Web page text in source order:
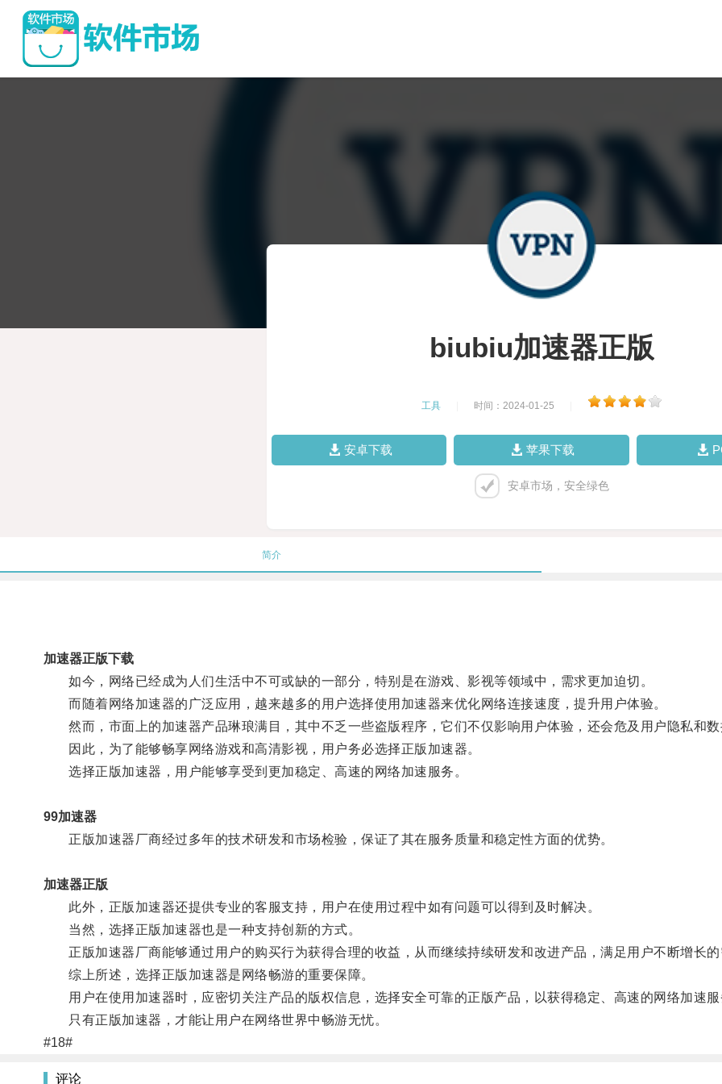
biubiu加速器正版
工具 时间：2024-01-25
安卓下载 苹果下载
安卓市场，安全绿色
简介
加速器正版下载
如今，网络已经成为人们生活中不可或缺的一部分，特别是在游戏、影视等领域中，需求更加迫切。
而随着网络加速器的广泛应用，越来越多的用户选择使用加速器来优化网络连接速度，提升用户体验。
然而，市面上的加速器产品琳琅满目，其中不乏一些盗版程序，它们不仅影响用户体验，还会危及用户隐私和数
因此，为了能够畅享网络游戏和高清影视，用户务必选择正版加速器。
选择正版加速器，用户能够享受到更加稳定、高速的网络加速服务。
99加速器
正版加速器厂商经过多年的技术研发和市场检验，保证了其在服务质量和稳定性方面的优势。
加速器正版
此外，正版加速器还提供专业的客服支持，用户在使用过程中如有问题可以得到及时解决。
当然，选择正版加速器也是一种支持创新的方式。
正版加速器厂商能够通过用户的购买行为获得合理的收益，从而继续持续研发和改进产品，满足用户不断增长的
综上所述，选择正版加速器是网络畅游的重要保障。
用户在使用加速器时，应密切关注产品的版权信息，选择安全可靠的正版产品，以获得稳定、高速的网络加速服
只有正版加速器，才能让用户在网络世界中畅游无忧。
#18#
评论